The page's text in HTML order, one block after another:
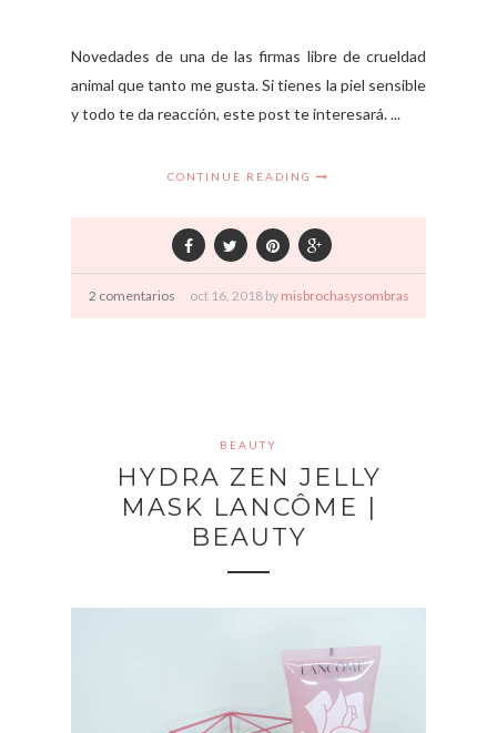
Novedades de una de las firmas libre de crueldad
animal que tanto me gusta. Si tienes la piel sensible
y todo te da reacción, este post te interesará. ...
CONTINUE READING
2 comentarios oct 16, 2018 by misbrochasysombras
BEAUTY
HYDRA ZEN JELLY
MASK LANCÔME |
BEAUTY